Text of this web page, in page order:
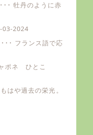
･ 牡丹のように赤
03-2024
･･ フランス語で応
ポネ ひとこ
はや過去の栄光。